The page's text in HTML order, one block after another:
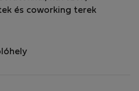
és coworking terek